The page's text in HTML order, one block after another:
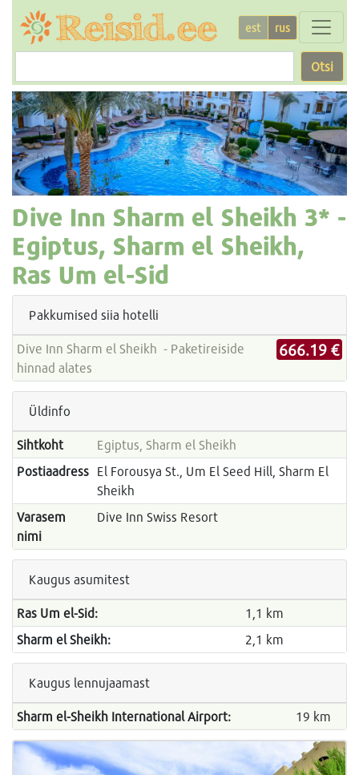
est rus
Otsi
Dive Inn Sharm el Sheikh 3* -
Egiptus, Sharm el Sheikh,
Ras Um el-Sid
Pakkumised siia hotelli
Dive Inn Sharm el Sheikh - Paketireiside
hinnad alates
666.19 €
Üldinfo
Sihtkoht
Egiptus, Sharm el Sheikh
Postiaadress El Forousya St., Um El Seed Hill, Sharm El
Sheikh
Varasem
nimi
Dive Inn Swiss Resort
Kaugus asumitest
Ras Um el-Sid:
1,1 km
Sharm el Sheikh:
2,1 km
Kaugus lennujaamast
Sharm el-Sheikh International Airport: 19 km